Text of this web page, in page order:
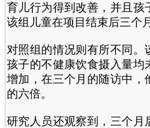
育儿行为得到改善，并且孩
该组儿童在项目结束后三个
对照组的情况则有所不同
孩子的不健康饮食摄入量均
增加，在三个月的随访中，
的六倍。
研究人员还观察到，三个月